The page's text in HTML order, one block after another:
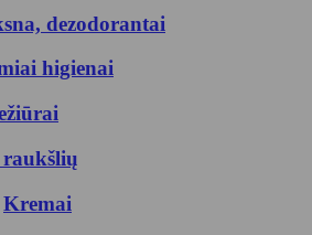
dezodorantai
higienai
Kremai